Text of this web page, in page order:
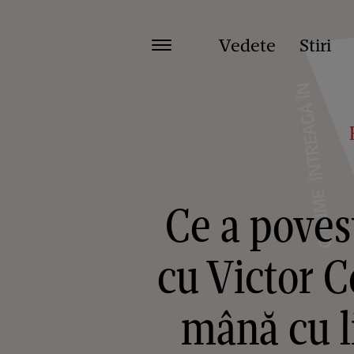
Vedete Stiri
Ce a
cu Victor
mână cu